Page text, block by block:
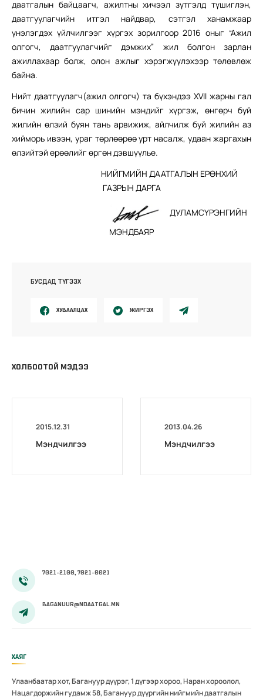
даатгалын байцаагч, ажилтны хичээл зүтгэлд түшиглэн,
даатгуулагчийн итгэл найдвар, сэтгэл ханамжаар
үнэлэгдэх үйлчилгээг хүргэх зорилгоор 2016 оныг “Ажил
олгогч, даатгуулагчийг дэмжих” жил болгон зарлан
ажиллахаар болж, олон ажлыг хэрэгжүүлэхээр төлөвлөж
байна.
Нийт даатгуулагч(ажил олгогч) та бүхэндээ XVII жарны гал
бичин жилийн сар шинийн мэндийг хүргэж, өнгөрч буй
жилийн өлзий буян тань арвижиж, айлчилж буй жилийн аз
хийморь ивээн, ураг төрлөөрөө урт насалж, удаан жаргахын
өлзийтэй ерөөлийг өргөн дэвшүүлье.
НИЙГМИЙН ДААТГАЛЫН ЕРӨНХИЙ
ГАЗРЫН ДАРГА
ДУЛАМСҮРЭНГИЙН
МЭНДБАЯР
БУСДАД ТҮГЭЭХ
ХУВААЛЦАХ ЖИРГЭХ
ХОЛБООТОЙ МЭДЭЭ
2015.12.31
Мэндчилгээ
2013.04.26
Мэндчилгээ
7021-2100, 7021-0021
BAGANUUR@NDAATGAL.MN
ХАЯГ
Улаанбаатар хот, Багануур дүүрэг, 1 дүгээр хороо, Наран хороолол,
Нацагдоржийн гудамж 58, Багануур дүүргийн нийгмийн даатгалын